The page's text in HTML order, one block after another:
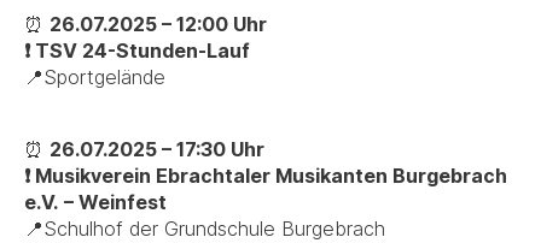
⏰ 26.07.2025 – 12:00 Uhr
❗ TSV 24-Stunden-Lauf
📍Sportgelände
⏰ 26.07.2025 – 17:30 Uhr
❗ Musikverein Ebrachtaler Musikanten Burgebrach
e.V. – Weinfest
📍Schulhof der Grundschule Burgebrach